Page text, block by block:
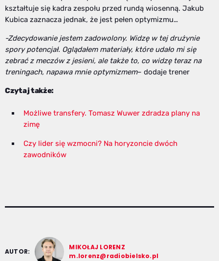
kształtuje się kadra zespołu przed rundą wiosenną. Jakub
Kubica zaznacza jednak, że jest pełen optymizmu…
-Zdecydowanie jestem zadowolony. Widzę w tej drużynie
spory potencjał. Oglądałem materiały, które udało mi się
zebrać z meczów z jesieni, ale także to, co widzę teraz na
treningach, napawa mnie optymizmem– dodaje trener
Czytaj także:
Możliwe transfery. Tomasz Wuwer zdradza plany na
zimę
Czy lider się wzmocni? Na horyzoncie dwóch
zawodników
AUTOR:
MIKOŁAJ LORENZ
m.lorenz@radiobielsko.pl